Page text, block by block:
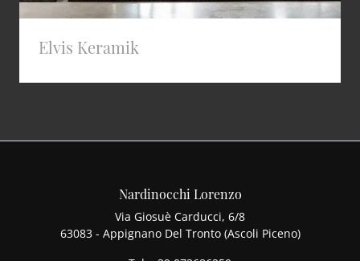
Elvis Keramik
Nardinocchi Lorenzo
Via Giosuè Carducci, 6/8
63083 - Appignano Del Tronto (Ascoli Piceno)